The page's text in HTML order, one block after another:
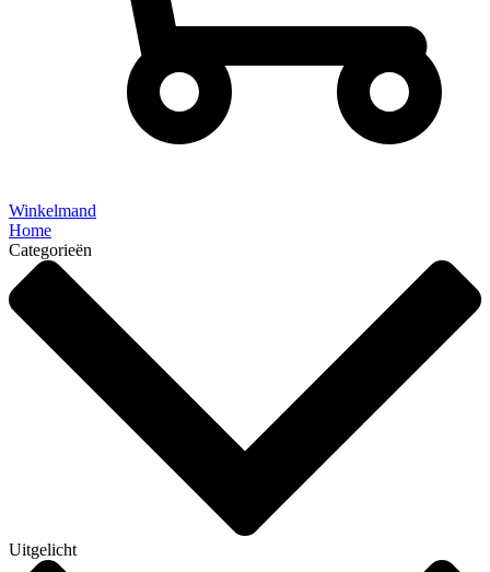
Winkelmand
Home
Categorieën
Uitgelicht